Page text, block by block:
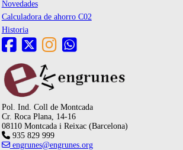
Novedades
Calculadora de ahorro C02
Historia
Pol. Ind. Coll de Montcada
Cr. Roca Plana, 14-16
08110 Montcada i Reixac (Barcelona)
935 829 999
engrunes@engrunes.org